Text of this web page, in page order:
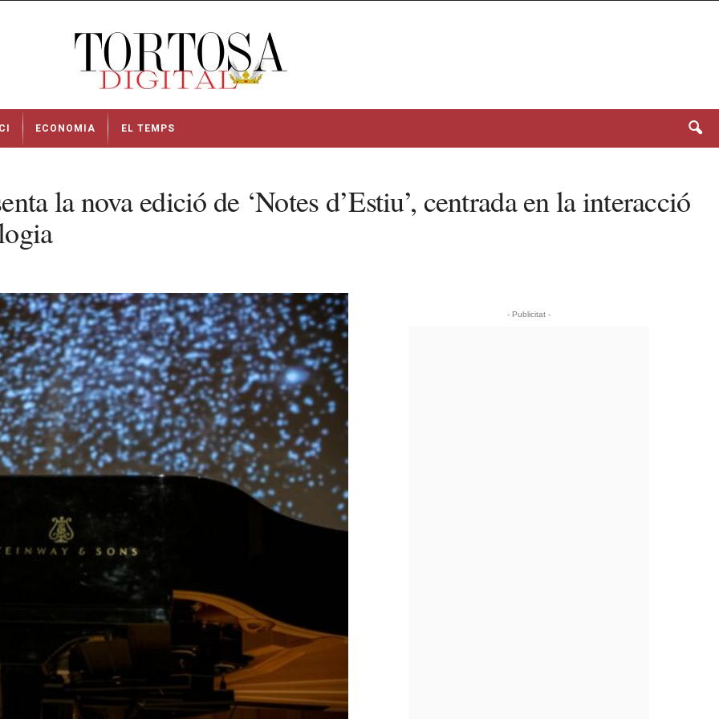
ECONOMIA EL TEMPS
la nova edició de ‘Notes d’Estiu’, centrada en la interacció
- Publicitat -